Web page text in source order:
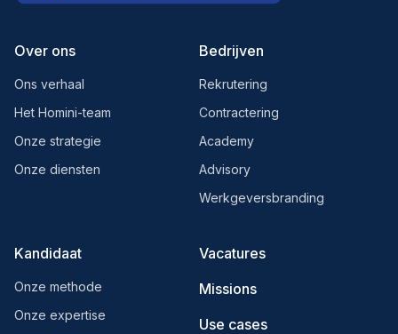
Over ons
Ons verhaal
Het Homini-team
Onze strategie
Onze diensten
Bedrijven
Rekrutering
Contractering
Academy
Advisory
Werkgeversbranding
Kandidaat
Onze methode
Onze expertise
Vacatures
Missions
Use cases